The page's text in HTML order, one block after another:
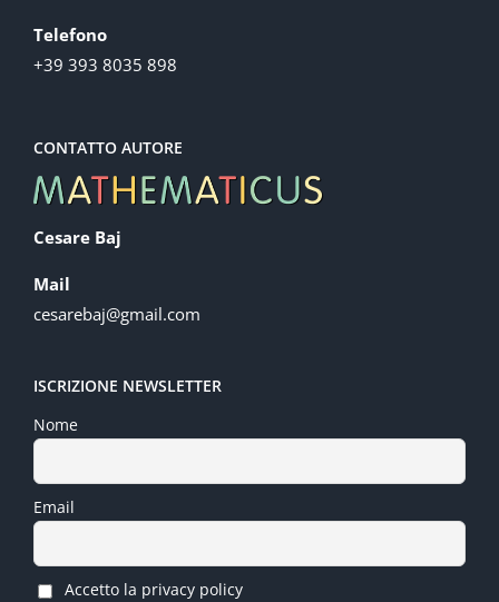
Telefono
+39 393 8035 898
CONTATTO AUTORE
Cesare Baj
Mail
cesarebaj@gmail.com
ISCRIZIONE NEWSLETTER
Nome
Email
Accetto la privacy policy